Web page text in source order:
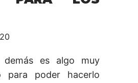
es algo muy
para poder hacerlo